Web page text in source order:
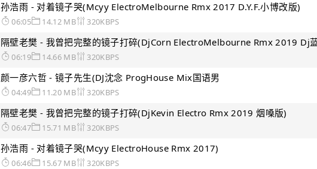
孙浩雨 - 对着镜子哭(Mcyy ElectroMelbourne Rmx 2017 D.Y.F.小博改版)
06:05 14.12 MB 320KBPS
06:19 14.66 MB 320KBPS
颜一彦六哲 - 镜子先生(DJ沈念 ProgHouse Mix国语男
04:49 11.20 MB 320KBPS
隔壁老樊 - 我曾把完整的镜子打碎(DjKevin Electro Rmx 2019 烟嗓版)
06:47 15.71 MB 320KBPS
孙浩雨 - 对着镜子哭(Mcyy ElectroHouse Rmx 2017)
06:46 15.67 MB 320KBPS